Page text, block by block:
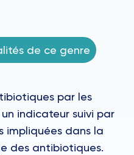
de ce genre
par les
un indicateur suivi par
impliquées dans la
des antibiotiques.